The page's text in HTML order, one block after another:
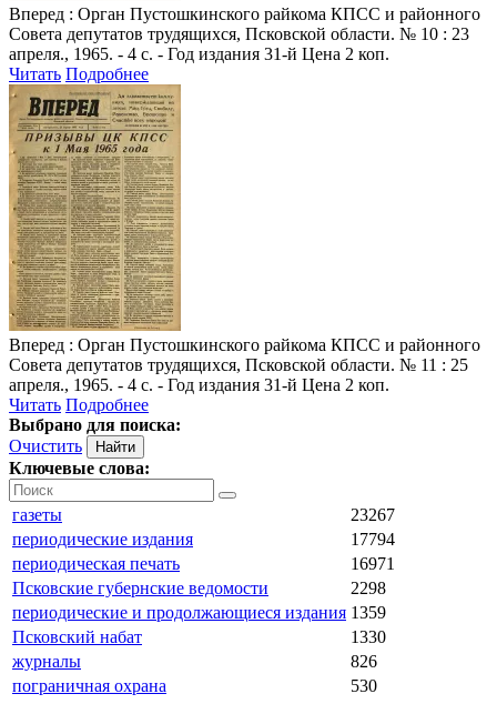
Вперед : Орган Пустошкинского райкома КПСС и районного
Совета депутатов трудящихся, Псковской области. № 10 : 23
апреля., 1965. - 4 с. - Год издания 31-й Цена 2 коп.
Читать Подробнее
Вперед : Орган Пустошкинского райкома КПСС и районного
Совета депутатов трудящихся, Псковской области. № 11 : 25
апреля., 1965. - 4 с. - Год издания 31-й Цена 2 коп.
Читать Подробнее
Выбрано для поиска:
Очистить
Ключевые слова:
газеты
23267
периодические издания
17794
периодическая печать
16971
Псковские губернские ведомости
2298
периодические и продолжающиеся издания 1359
Псковский набат
1330
журналы
826
пограничная охрана
530